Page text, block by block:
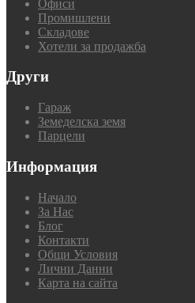
Офиси
Промишлени
Складове
Хотели за продажба
Други
Гараж
Земеделска земя
Парцели
Информация
Начало
За Нас
Блог
Контакти
Общи Условия
Лични Данни
Карта на сайта